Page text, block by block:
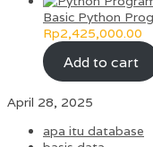
Basic Python
Rp2,425,000.00
Add to cart
April 28, 2025
apa itu database